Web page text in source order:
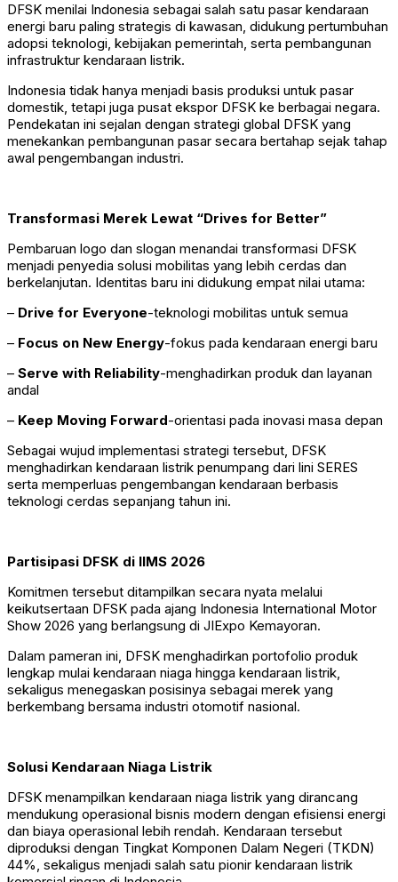
DFSK menilai Indonesia sebagai salah satu pasar kendaraan
energi baru paling strategis di kawasan, didukung pertumbuhan
adopsi teknologi, kebijakan pemerintah, serta pembangunan
infrastruktur kendaraan listrik.
Indonesia tidak hanya menjadi basis produksi untuk pasar
domestik, tetapi juga pusat ekspor DFSK ke berbagai negara.
Pendekatan ini sejalan dengan strategi global DFSK yang
menekankan pembangunan pasar secara bertahap sejak tahap
awal pengembangan industri.
Transformasi Merek Lewat “Drives for Better”
Pembaruan logo dan slogan menandai transformasi DFSK
menjadi penyedia solusi mobilitas yang lebih cerdas dan
berkelanjutan. Identitas baru ini didukung empat nilai utama:
– Drive for Everyone-teknologi mobilitas untuk semua
– Focus on New Energy-fokus pada kendaraan energi baru
– Serve with Reliability-menghadirkan produk dan layanan
andal
– Keep Moving Forward-orientasi pada inovasi masa depan
Sebagai wujud implementasi strategi tersebut, DFSK
menghadirkan kendaraan listrik penumpang dari lini SERES
serta memperluas pengembangan kendaraan berbasis
teknologi cerdas sepanjang tahun ini.
Partisipasi DFSK di IIMS 2026
Komitmen tersebut ditampilkan secara nyata melalui
keikutsertaan DFSK pada ajang Indonesia International Motor
Show 2026 yang berlangsung di JIExpo Kemayoran.
Dalam pameran ini, DFSK menghadirkan portofolio produk
lengkap mulai kendaraan niaga hingga kendaraan listrik,
sekaligus menegaskan posisinya sebagai merek yang
berkembang bersama industri otomotif nasional.
Solusi Kendaraan Niaga Listrik
DFSK menampilkan kendaraan niaga listrik yang dirancang
mendukung operasional bisnis modern dengan efisiensi energi
dan biaya operasional lebih rendah. Kendaraan tersebut
diproduksi dengan Tingkat Komponen Dalam Negeri (TKDN)
44%, sekaligus menjadi salah satu pionir kendaraan listrik